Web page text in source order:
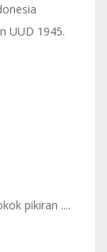
UUD 1945.
pikiran ....